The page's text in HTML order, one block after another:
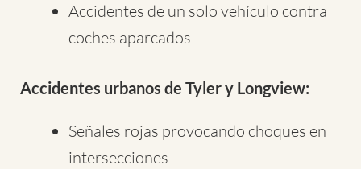
Accidentes de un solo vehículo contra
coches aparcados
Accidentes urbanos de Tyler y Longview:
Señales rojas provocando choques en
intersecciones